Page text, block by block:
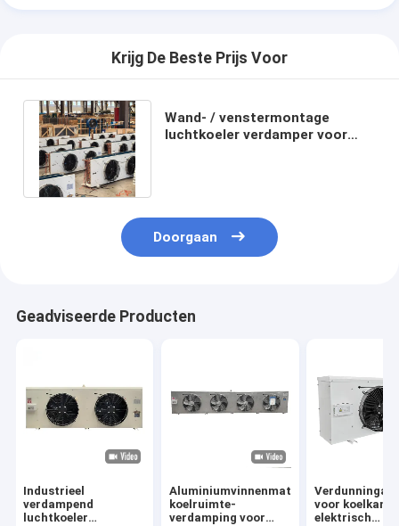
Krijg De Beste Prijs Voor
Wand- / venstermontage
luchtkoeler verdamper voor
Doorgaan
Geadviseerde Producten
Industrieel
verdampend
luchtkoeler
Aluminiumvinnenmateriaal
koelruimte-
verdamping voor
voor
elektrisch